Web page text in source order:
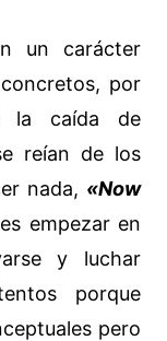
un carácter
por
la caída de
reían de los
nada, «Now
empezar en
y luchar
porque
pero